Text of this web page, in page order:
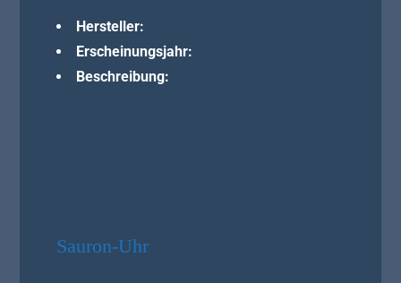
Hersteller:
Erscheinungsjahr:
Beschreibung:
Sauron-Uhr